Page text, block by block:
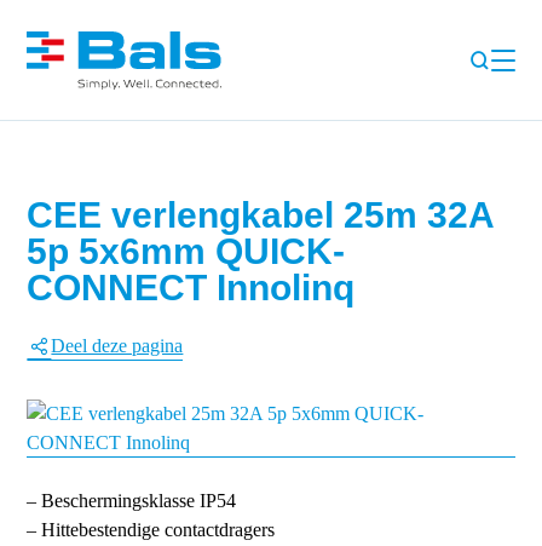
CEE verlengkabel 25m 32A
5p 5x6mm QUICK-
CONNECT Innolinq
Deel deze pagina
– Beschermingsklasse IP54
– Hittebestendige contactdragers